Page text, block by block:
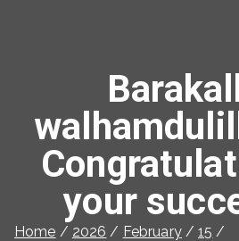
your
Home 2026 February
15